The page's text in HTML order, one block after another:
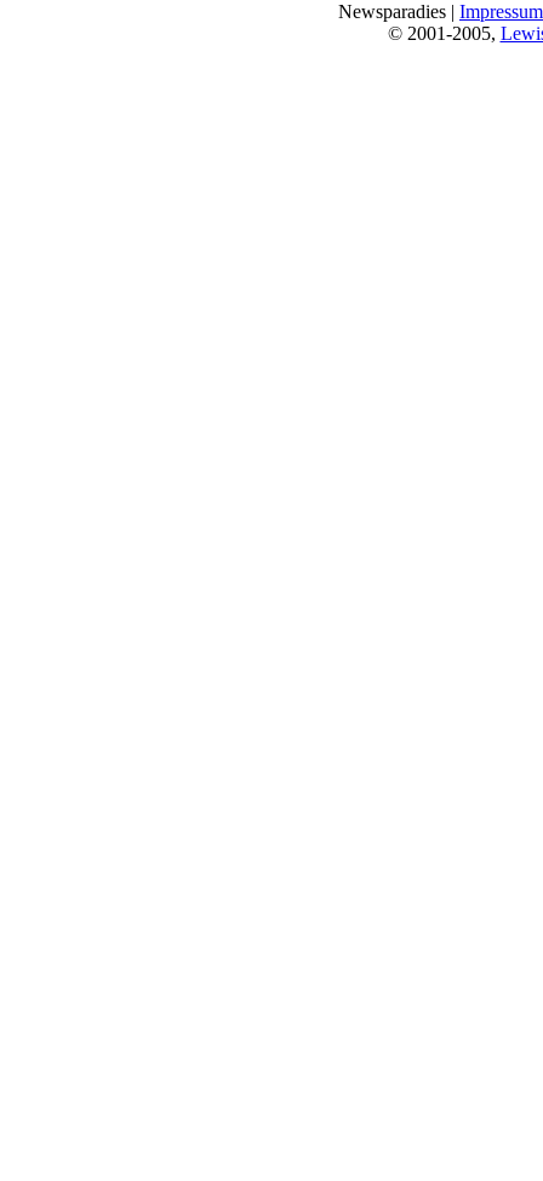
Newsparadies | Impressum
© 2001-2005,